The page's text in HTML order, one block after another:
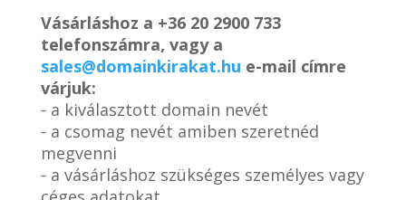
Vásárláshoz a +36 20 2900 733
telefonszámra, vagy a
sales@domainkirakat.hu e-mail címre
várjuk:
- a kiválasztott domain nevét
- a csomag nevét amiben szeretnéd
megvenni
- a vásárláshoz szükséges személyes vagy